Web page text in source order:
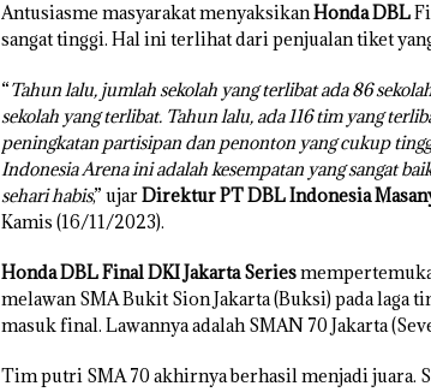
Antusiasme masyarakat menyaksikanHonda DBL
sangat tinggi. Hal ini terlihat dari penjualan tiket
“Tahun lalu, jumlah sekolah yang terlibat ada 86
sekolah yang terlibat. Tahun lalu, ada 116 tim yang
peningkatan partisipan dan penonton yang cukup
Indonesia Arena ini adalah kesempatan yang sangat
sehari habis,” ujarDirektur PT DBL Indonesia
Kamis (16/11/2023).
Honda DBL Final DKI Jakarta Series
melawan SMA Bukit Sion Jakarta (Buksi) pada laga
masuk final. Lawannya adalah SMAN 70 Jakarta
Tim putri SMA 70 akhirnya berhasil menjadi juara.